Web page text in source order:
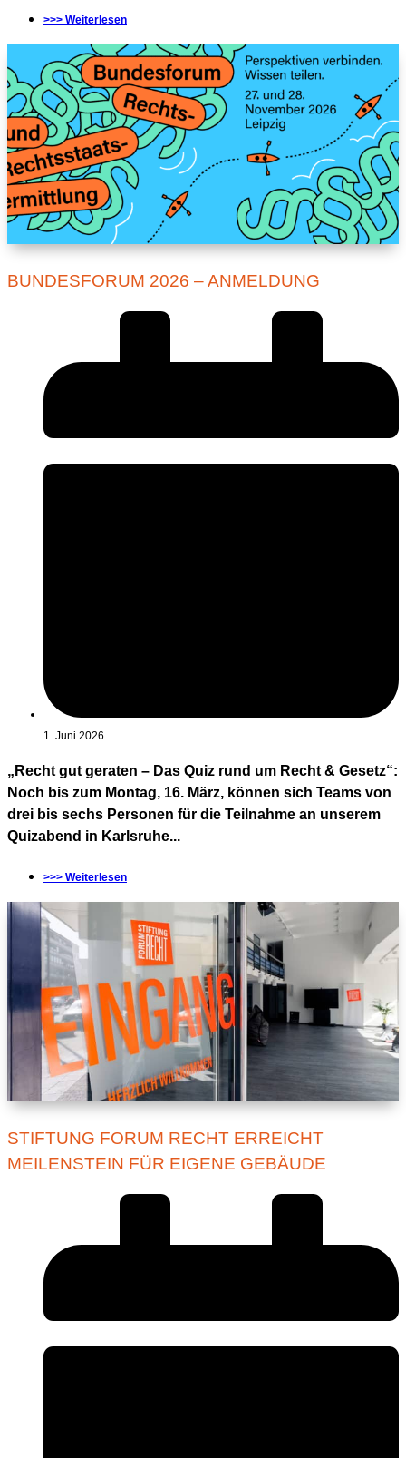
>>> Weiterlesen
BUNDESFORUM 2026 – ANMELDUNG
1. Juni 2026
„Recht gut geraten – Das Quiz rund um Recht & Gesetz“:
Noch bis zum Montag, 16. März, können sich Teams von
drei bis sechs Personen für die Teilnahme an unserem
Quizabend in Karlsruhe...
>>> Weiterlesen
STIFTUNG FORUM RECHT ERREICHT
MEILENSTEIN FÜR EIGENE GEBÄUDE